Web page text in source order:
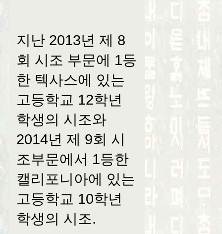
지난 2013년 제 8
회 시조 부문에 1등
한 텍사스에 있는
고등학교 12학년
학생의 시조와
2014년 제 9회 시
조부문에서 1등한
캘리포니아에 있는
고등학교 10학년
학생의 시조.